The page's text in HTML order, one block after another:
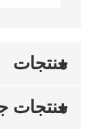
منتجات
منتجات